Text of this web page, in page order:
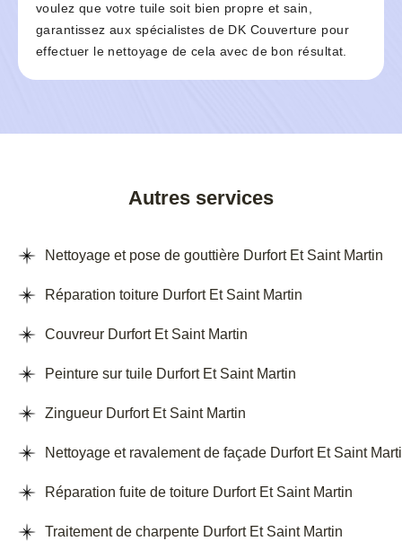
voulez que votre tuile soit bien propre et sain,
garantissez aux spécialistes de DK Couverture pour
effectuer le nettoyage de cela avec de bon résultat.
Autres services
Nettoyage et pose de gouttière Durfort Et Saint Martin
Réparation toiture Durfort Et Saint Martin
Couvreur Durfort Et Saint Martin
Peinture sur tuile Durfort Et Saint Martin
Zingueur Durfort Et Saint Martin
Nettoyage et ravalement de façade Durfort Et Saint
Réparation fuite de toiture Durfort Et Saint Martin
Traitement de charpente Durfort Et Saint Martin